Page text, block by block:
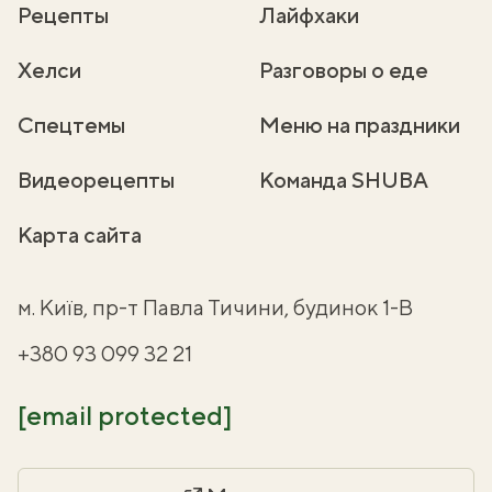
Рецепты Лайфхаки
Хелси Разговоры о еде
Спецтемы Меню на праздники
Видеорецепты Команда SHUBA
Карта сайта
м. Київ, пр-т Павла Тичини, будинок 1-В
+380 93 099 32 21
[email protected]